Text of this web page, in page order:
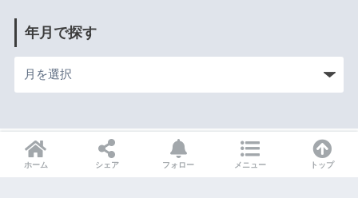
年月で探す
HOME
ホーム シェア フォロー メニュー トップ